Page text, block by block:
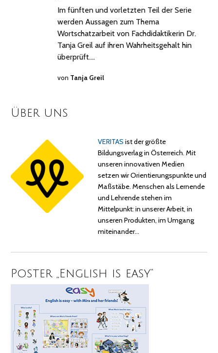
Im fünften und vorletzten Teil der Serie
werden Aussagen zum Thema
Wortschatzarbeit von Fachdidaktikerin Dr.
Tanja Greil auf ihren Wahrheitsgehalt hin
überprüft.…
von Tanja Greil
Über uns
VERITAS ist der größte
Bildungsverlag in Österreich. Mit
unseren innovativen Medien
setzen wir Orientierungspunkte und
Maßstäbe. Menschen als Lernende
und Lehrende stehen im
Mittelpunkt: in unserer Arbeit, in
unseren Produkten, im Umgang
miteinander…
Poster „English is easy“